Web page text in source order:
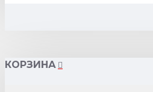
КОРЗИНА